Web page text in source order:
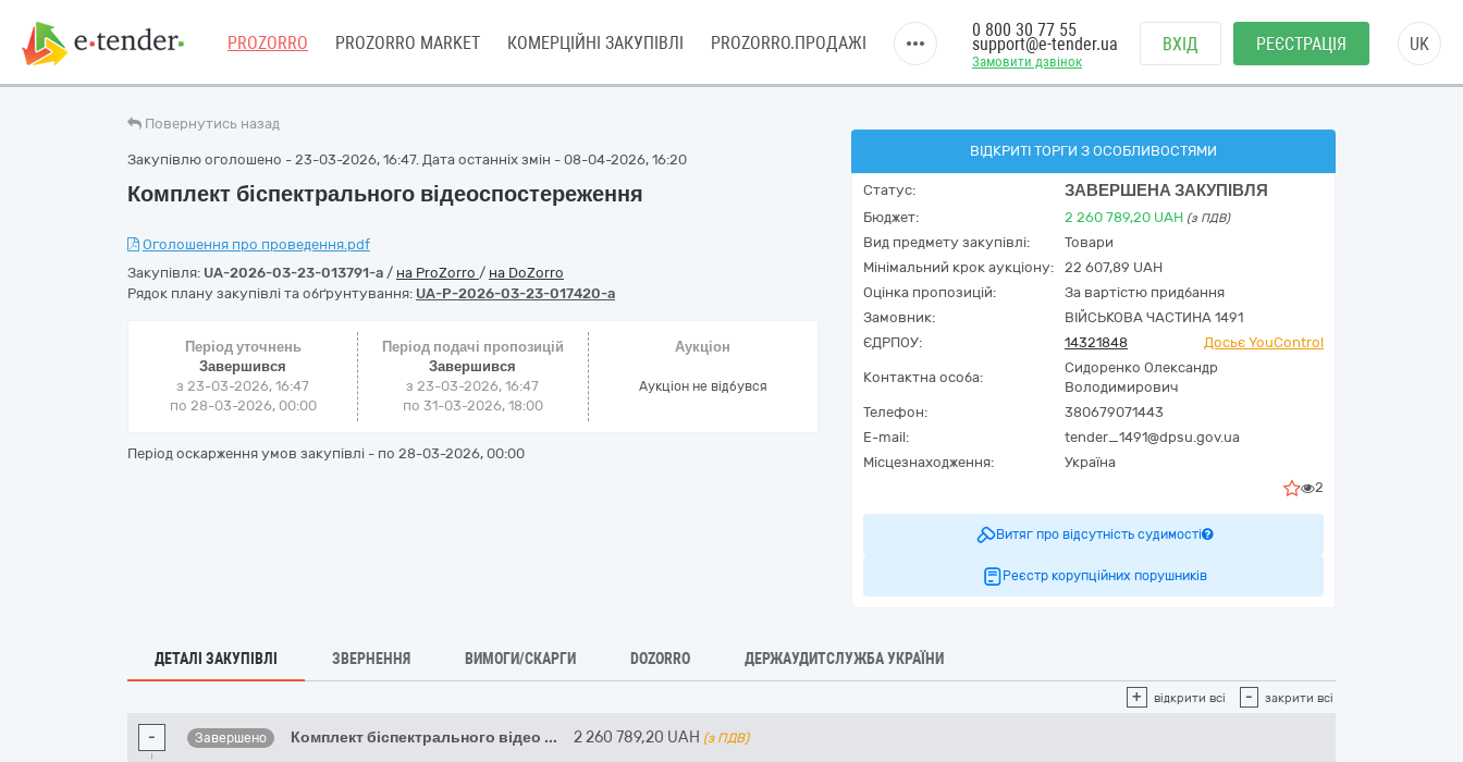
PROZORRO PROZORRO MARKET КОМЕРЦІЙНІ ЗАКУПІВЛІ PROZORRO.ПРОДАЖІ
Замовити дзвінок
0 800 30 77 55
support@e-tender.ua ВХІД РЕЄСТРАЦІЯ UK
Повернутись назад
Закупівлю оголошено - 23-03-2026, 16:47. Дата останніх змін - 08-04-2026, 16:20
Комплект біспектрального відеоспостереження
Оголошення про проведення.pdf
Закупівля: UA-2026-03-23-013791-a / на ProZorro / на DoZorro
Рядок плану закупівлі та обґрунтування: UA-P-2026-03-23-017420-a
Період уточнень
Завершився
з 23-03-2026, 16:47
по 28-03-2026, 00:00
Період подачі пропозицій
Завершився
з 23-03-2026, 16:47
по 31-03-2026, 18:00
Аукціон
Аукціон не відбувся
Період оскарження умов закупівлі - по 28-03-2026, 00:00
ВІДКРИТІ ТОРГИ З ОСОБЛИВОСТЯМИ
Статус: ЗАВЕРШЕНА ЗАКУПІВЛЯ
Бюджет: 2 260 789,20 UAH (з ПДВ)
Вид предмету закупівлі:
Товари
Мінімальний крок аукціону:
22 607,89 UAH
Оцінка пропозицій:
За вартістю придбання
Замовник:
ВІЙСЬКОВА ЧАСТИНА 1491
ЄДРПОУ:
14321848 Досьє YouControl
Контактна особа:
Сидоренко Олександр
Володимирович
Телефон:
380679071443
E-mail:
tender_1491@dpsu.gov.ua
Місцезнаходження:
Україна
2
Витяг про відсутність судимості
Реєстр корупційних порушників
ДЕТАЛІ ЗАКУПІВЛІ ЗВЕРНЕННЯ ВИМОГИ/СКАРГИ DOZORRO ДЕРЖАУДИТСЛУЖБА УКРАЇНИ
+ відкрити всі - закрити всі
- Завершено Комплект біспектрального відео ... 2 260 789,20 UAH (з ПДВ)